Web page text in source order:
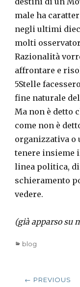
male ha
negli ultimi
molti
Razionalità
affrontare e
5Stelle
fine naturale
Ma non è detto
come non è
organizzativa o
tenere insieme
linea politica,
schieramento
vedere.
(già apparso su
Categories
blog
Navigazione
← PREVIOUS